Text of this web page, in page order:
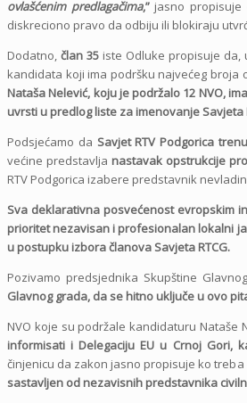
ovlašćenim predlagačima,” jasno propisuje
diskreciono pravo da odbiju ili blokiraju
Dodatno, član 35 iste Odluke propisuje da,
kandidata koji ima podršku najvećeg broja
Nataša Nelević, koju je podržalo 12 NVO,
uvrsti u predlog liste za imenovanje Savjeta
Podsjećamo da Savjet RTV Podgorica
većine predstavlja nastavak opstrukcije
RTV Podgorica izabere predstavnik
Sva deklarativna posvećenost evropskim
prioritet nezavisan i profesionalan lokalni
u postupku izbora članova Savjeta RTCG.
Pozivamo predsjednika Skupštine
Glavnog grada, da se hitno uključe u ovo
NVO koje su podržale kandidaturu Nataše
informisati i Delegaciju EU u Crnoj Gori,
činjenicu da zakon jasno propisuje ko
sastavljen od nezavisnih predstavnika